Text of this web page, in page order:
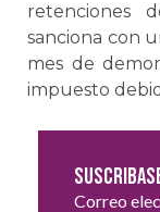
retenciones
sanciona con
mes de
impuesto
Correo